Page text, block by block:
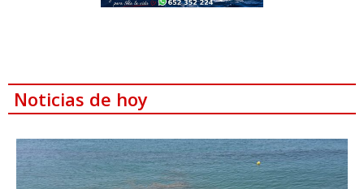
Noticias de hoy